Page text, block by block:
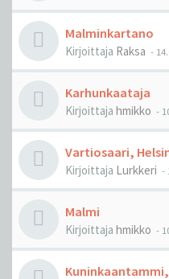
Malminkartano
Kirjoittaja Raksa -
Karhunkaataja
Kirjoittaja hmikko -
Vartiosaari,
Kirjoittaja Lurkkeri -
Malmi
Kirjoittaja hmikko -